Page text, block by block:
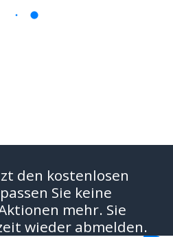
den kostenlosen
Sie keine
mehr. Sie
wieder abmelden.